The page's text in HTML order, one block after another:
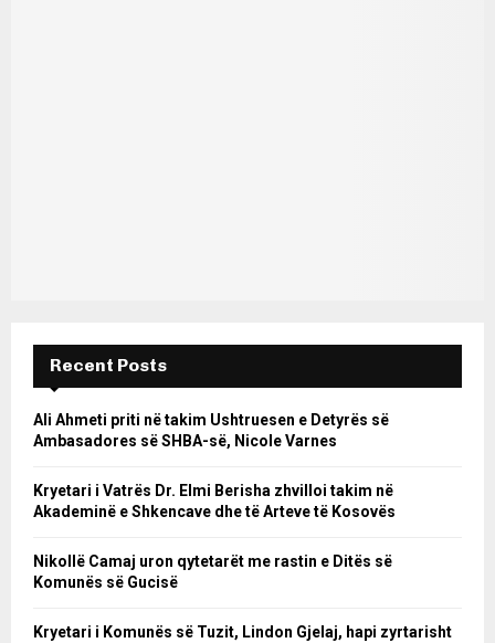
Recent Posts
Ali Ahmeti priti në takim Ushtruesen e Detyrës së
Ambasadores së SHBA-së, Nicole Varnes
Kryetari i Vatrës Dr. Elmi Berisha zhvilloi takim në
Akademinë e Shkencave dhe të Arteve të Kosovës
Nikollë Camaj uron qytetarët me rastin e Ditës së
Komunës së Gucisë
Kryetari i Komunës së Tuzit, Lindon Gjelaj, hapi zyrtarisht